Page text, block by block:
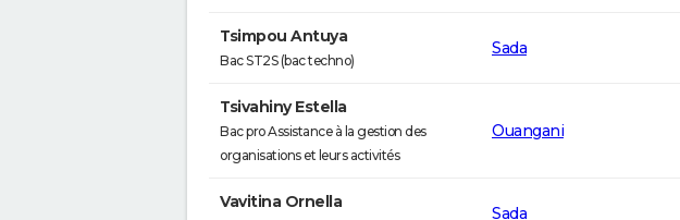
Tsimpou Antuya
Bac ST2S (bac techno)
Sada
Tsivahiny Estella
Bac pro Assistance à la gestion des
organisations et leurs activités
Ouangani
Vavitina Ornella
Sada